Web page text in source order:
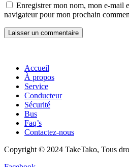
Enregistrer mon nom, mon e-mail
navigateur pour mon prochain
Accueil
À propos
Service
Conducteur
Sécurité
Bus
Faq’s
Contactez-nous
Copyright © 2024 TakeTako, Tous